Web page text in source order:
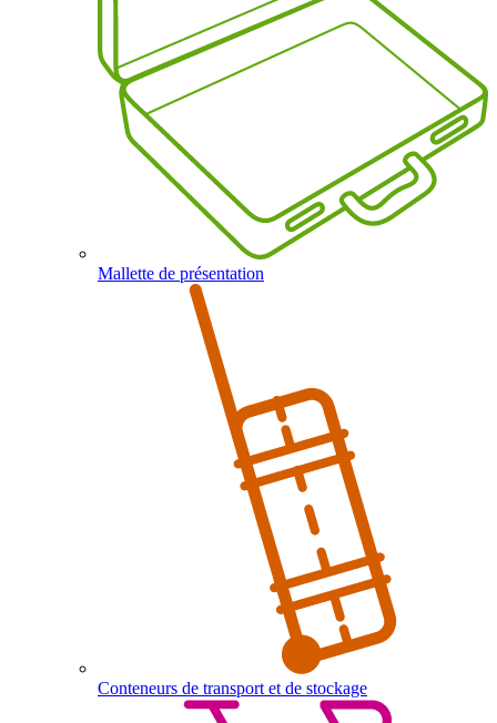
Mallette de présentation
Conteneurs de transport et de stockage